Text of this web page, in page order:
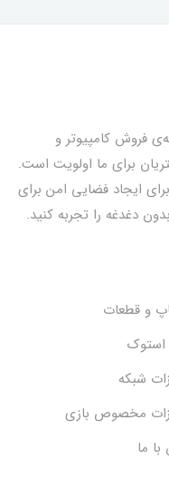
از سال 97 در عرصه‌ی فروش کامپیوتر و
برای ما اولویت است.
ایجاد فضایی امن برای
دغدغه را تجربه کنید.
و قطعات
استوک
شبکه
مخصوص بازی
ما